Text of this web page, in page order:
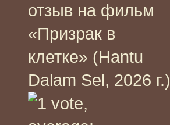
отзыв на фильм
«Призрак в
клетке» (Hantu
Dalam Sel, 2026 г.)